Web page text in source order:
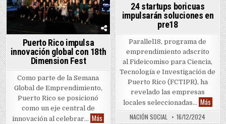
24 startups boricuas
impulsarán soluciones en
pre18
Parallel18, programa de
emprendimiento adscrito
al Fideicomiso para Ciencia,
Tecnología e Investigación de
Puerto Rico (FCTIPR), ha
revelado las empresas
locales seleccionadas… Más24
NACIÓN SOCIAL 16/12/2024
Puerto Rico impulsa
innovación global con 18th
Dimension Fest
Como parte de la Semana
Global de Emprendimiento,
Puerto Rico se posicionó
como un eje central de
innovación al celebrar… Más Puerto Rico impulsa innovación global con 18th